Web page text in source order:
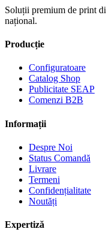
Soluții premium de print
național.
Producție
Configuratoare
Catalog Shop
Publicitate SEAP
Comenzi B2B
Informații
Despre Noi
Status Comandă
Livrare
Termeni
Confidențialitate
Noutăți
Expertiză